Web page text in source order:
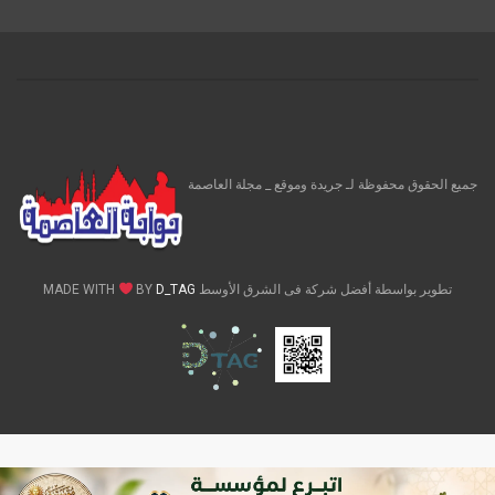
جميع الحقوق محفوظة لـ جريدة وموقع _ مجلة العاصمة
تطوير بواسطة أفضل شركة فى الشرق الأوسط MADE WITH BY D_TAG